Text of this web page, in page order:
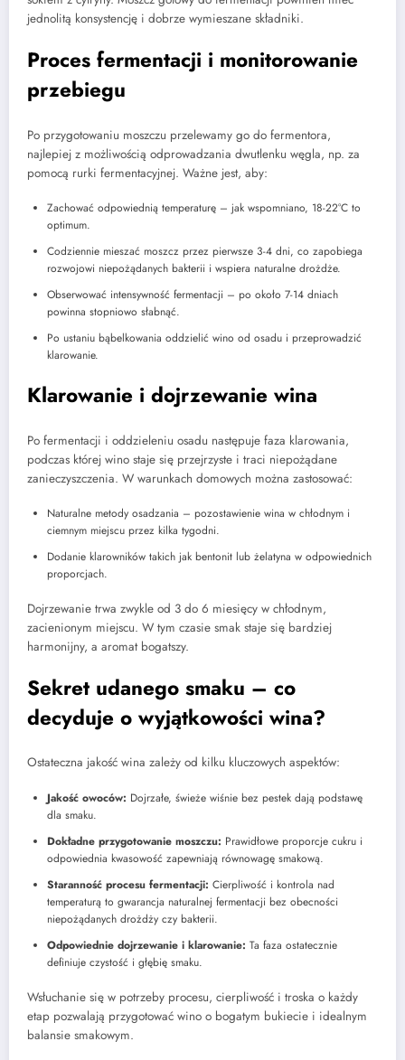
jednolitą konsystencję i dobrze wymieszane składniki.
Proces fermentacji i monitorowanie
przebiegu
Po przygotowaniu moszczu przelewamy go do fermentora,
najlepiej z możliwością odprowadzania dwutlenku węgla, np. za
pomocą rurki fermentacyjnej. Ważne jest, aby:
Zachować odpowiednią temperaturę – jak wspomniano, 18-22°C to
optimum.
Codziennie mieszać moszcz przez pierwsze 3-4 dni, co zapobiega
rozwojowi niepożądanych bakterii i wspiera naturalne drożdże.
Obserwować intensywność fermentacji – po około 7-14 dniach
powinna stopniowo słabnąć.
Po ustaniu bąbelkowania oddzielić wino od osadu i przeprowadzić
klarowanie.
Klarowanie i dojrzewanie wina
Po fermentacji i oddzieleniu osadu następuje faza klarowania,
podczas której wino staje się przejrzyste i traci niepożądane
zanieczyszczenia. W warunkach domowych można zastosować:
Naturalne metody osadzania – pozostawienie wina w chłodnym i
ciemnym miejscu przez kilka tygodni.
Dodanie klarowników takich jak bentonit lub żelatyna w odpowiednich
proporcjach.
Dojrzewanie trwa zwykle od 3 do 6 miesięcy w chłodnym,
zacienionym miejscu. W tym czasie smak staje się bardziej
harmonijny, a aromat bogatszy.
Sekret udanego smaku – co
decyduje o wyjątkowości wina?
Ostateczna jakość wina zależy od kilku kluczowych aspektów:
Jakość owoców: Dojrzałe, świeże wiśnie bez pestek dają podstawę
dla smaku.
Dokładne przygotowanie moszczu: Prawidłowe proporcje cukru i
odpowiednia kwasowość zapewniają równowagę smakową.
Staranność procesu fermentacji: Cierpliwość i kontrola nad
temperaturą to gwarancja naturalnej fermentacji bez obecności
niepożądanych drożdży czy bakterii.
Odpowiednie dojrzewanie i klarowanie: Ta faza ostatecznie
definiuje czystość i głębię smaku.
Wsłuchanie się w potrzeby procesu, cierpliwość i troska o każdy
etap pozwalają przygotować wino o bogatym bukiecie i idealnym
balansie smakowym.